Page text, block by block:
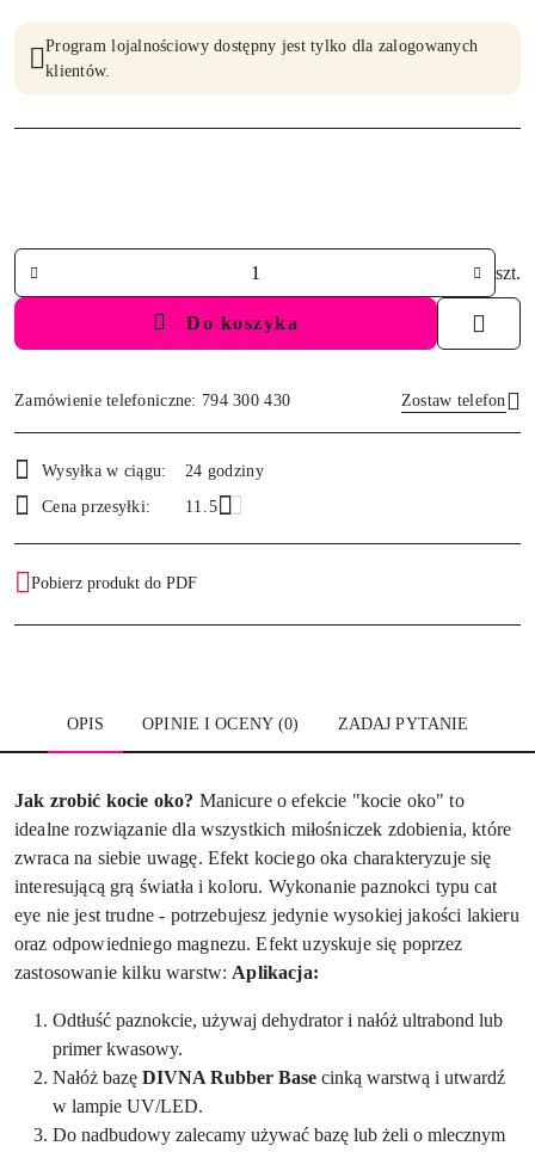
Program lojalnościowy dostępny jest tylko dla zalogowanych
klientów.
szt.
Do koszyka
Zamówienie telefoniczne: 794 300 430 Zostaw telefon
i
dostawa
Wysyłka w ciągu:
24 godziny
Cena przesyłki:
11.5
Pobierz produkt do PDF
OPIS OPINIE I OCENY (0) ZADAJ PYTANIE
Jak zrobić kocie oko? Manicure o efekcie "kocie oko" to
idealne rozwiązanie dla wszystkich miłośniczek zdobienia, które
zwraca na siebie uwagę. Efekt kociego oka charakteryzuje się
interesującą grą światła i koloru. Wykonanie paznokci typu cat
eye nie jest trudne - potrzebujesz jedynie wysokiej jakości lakieru
oraz odpowiedniego magnezu. Efekt uzyskuje się poprzez
zastosowanie kilku warstw: Aplikacja:
Odtłuść paznokcie, używaj dehydrator i nałóż ultrabond lub
primer kwasowy.
Nałóż bazę DIVNA Rubber Base cinką warstwą i utwardź
w lampie UV/LED.
Do nadbudowy zalecamy używać bazę lub żeli o mlecznym